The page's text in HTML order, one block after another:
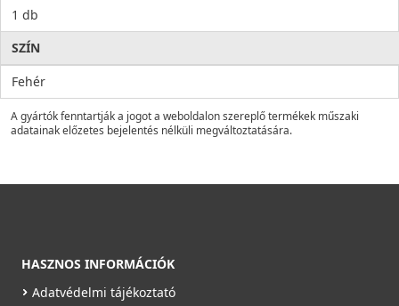
1 db
SZÍN
Fehér
A gyártók fenntartják a jogot a weboldalon szereplő termékek műszaki
adatainak előzetes bejelentés nélküli megváltoztatására.
HASZNOS INFORMÁCIÓK
Adatvédelmi tájékoztató